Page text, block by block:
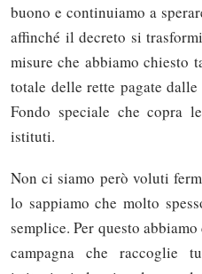
buono e continuiamo a
affinché il decreto si
misure che abbiamo chiesto
totale delle rette pagate
Fondo speciale che copra
istituti.
Non ci siamo però voluti
lo sappiamo che molto
semplice. Per questo
campagna che